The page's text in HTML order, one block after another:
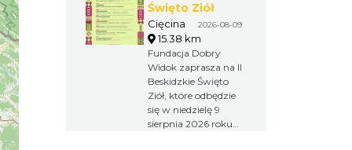
Święto Ziół
Cięcina 2026-08-09
15.38 km
Fundacja Dobry
Widok zaprasza na II
Beskidzkie Święto
Ziół, które odbędzie
się w niedzielę 9
sierpnia 2026 roku